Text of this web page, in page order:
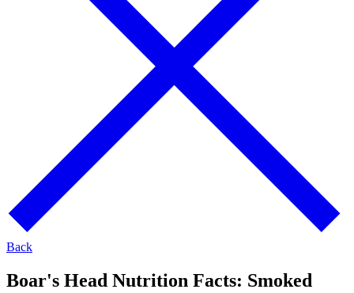
Back
Boar's Head Nutrition Facts: Smoked